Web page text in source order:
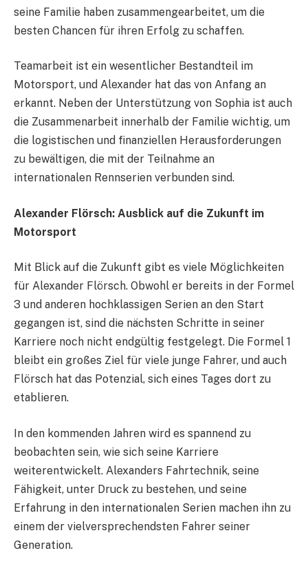
seine Familie haben zusammengearbeitet, um die
besten Chancen für ihren Erfolg zu schaffen.
Teamarbeit ist ein wesentlicher Bestandteil im
Motorsport, und Alexander hat das von Anfang an
erkannt. Neben der Unterstützung von Sophia ist auch
die Zusammenarbeit innerhalb der Familie wichtig, um
die logistischen und finanziellen Herausforderungen
zu bewältigen, die mit der Teilnahme an
internationalen Rennserien verbunden sind.
Alexander Flörsch: Ausblick auf die Zukunft im
Motorsport
Mit Blick auf die Zukunft gibt es viele Möglichkeiten
für Alexander Flörsch. Obwohl er bereits in der Formel
3 und anderen hochklassigen Serien an den Start
gegangen ist, sind die nächsten Schritte in seiner
Karriere noch nicht endgültig festgelegt. Die Formel 1
bleibt ein großes Ziel für viele junge Fahrer, und auch
Flörsch hat das Potenzial, sich eines Tages dort zu
etablieren.
In den kommenden Jahren wird es spannend zu
beobachten sein, wie sich seine Karriere
weiterentwickelt. Alexanders Fahrtechnik, seine
Fähigkeit, unter Druck zu bestehen, und seine
Erfahrung in den internationalen Serien machen ihn zu
einem der vielversprechendsten Fahrer seiner
Generation.